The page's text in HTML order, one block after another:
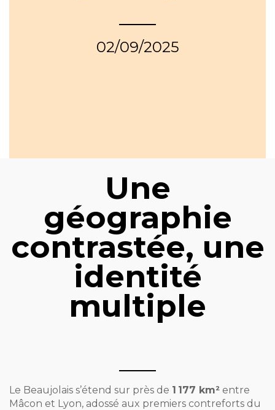
02/09/2025
Une
géographie
contrastée, une
identité
multiple
Le Beaujolais s’étend sur près de 1 177 km² entre
Mâcon et Lyon, adossé aux premiers contreforts du